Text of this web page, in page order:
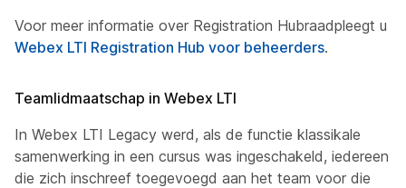
Voor meer informatie over Registration Hubraadpleegt u
Webex LTI Registration Hub voor beheerders.
Teamlidmaatschap in Webex LTI
In Webex LTI Legacy werd, als de functie klassikale
samenwerking in een cursus was ingeschakeld, iedereen
die zich inschreef toegevoegd aan het team voor die